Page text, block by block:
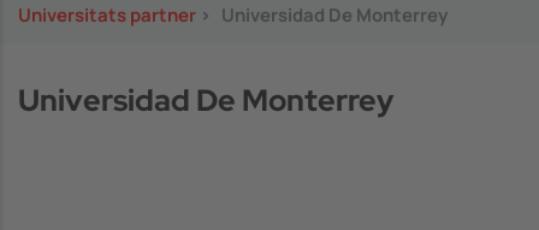
Universitats partner > Universidad De Monterrey
Universidad De Monterrey